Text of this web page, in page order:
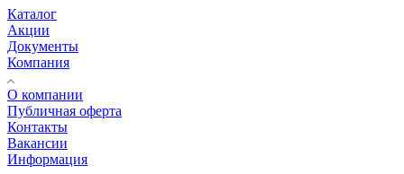
Каталог
Акции
Документы
Компания
О компании
Публичная оферта
Контакты
Вакансии
Информация